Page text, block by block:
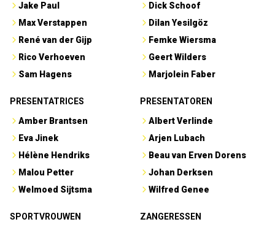
Jake Paul
Max Verstappen
René van der Gijp
Rico Verhoeven
Sam Hagens
Dick Schoof
Dilan Yesilgöz
Femke Wiersma
Geert Wilders
Marjolein Faber
PRESENTATRICES
Amber Brantsen
Eva Jinek
Hélène Hendriks
Malou Petter
Welmoed Sijtsma
PRESENTATOREN
Albert Verlinde
Arjen Lubach
Beau van Erven Dorens
Johan Derksen
Wilfred Genee
SPORTVROUWEN ZANGERESSEN